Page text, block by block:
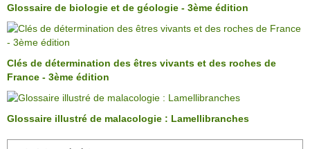
Glossaire de biologie et de géologie - 3ème édition
Clés de détermination des êtres vivants et des roches de
France - 3ème édition
Glossaire illustré de malacologie : Lamellibranches